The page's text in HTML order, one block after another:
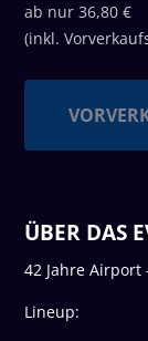
ab nur 36,80 €
(inkl.
ÜBER DAS
42 Jahre Airport
Lineup: